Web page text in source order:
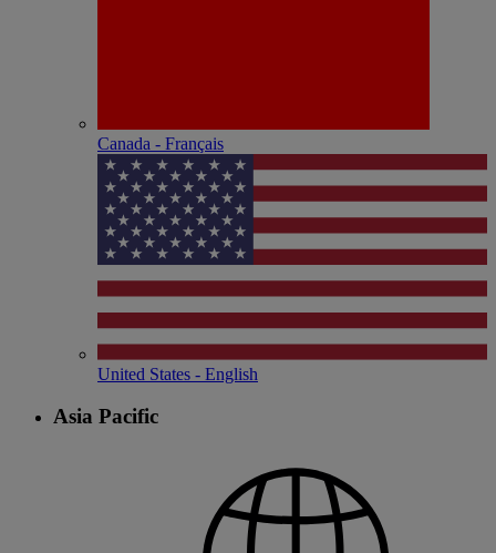
Canada - Français
United States - English
Asia Pacific